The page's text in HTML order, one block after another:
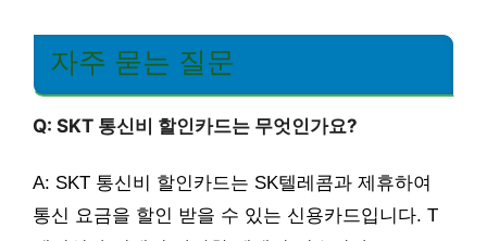
자주 묻는 질문
Q: SKT 통신비 할인카드는 무엇인가요?
A: SKT 통신비 할인카드는 SK텔레콤과 제휴하여
통신 요금을 할인 받을 수 있는 신용카드입니다. T